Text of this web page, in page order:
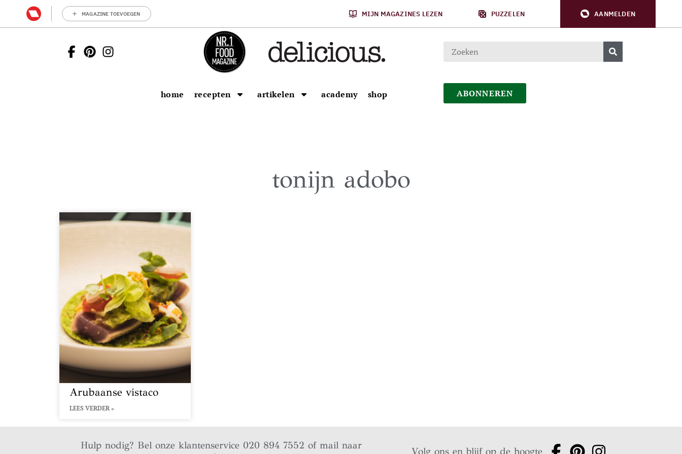
MAGAZINE TOEVOEGEN MIJN MAGAZINES LEZEN PUZZELEN AANMELDEN
home recepten artikelen academy shop ABONNEREN
tonijn adobo
Arubaanse vistaco
LEES VERDER »
Hulp nodig? Bel onze klantenservice 020 894 7552 of mail naar
Volg ons en blijf op de hoogte